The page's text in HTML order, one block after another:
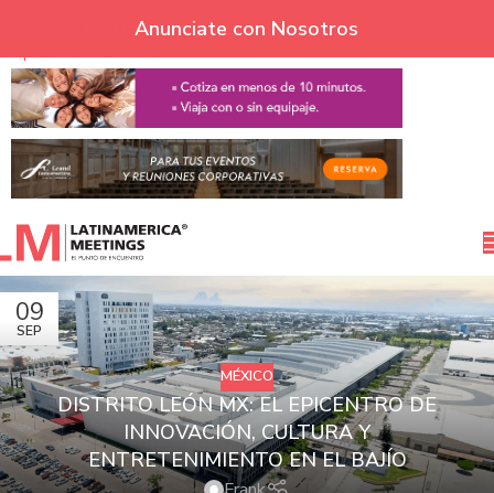
Skip to navigation
Skip to main content
Anunciate con Nosotros
09
SEP
MÉXICO
DISTRITO LEÓN MX: EL EPICENTRO DE
INNOVACIÓN, CULTURA Y
ENTRETENIMIENTO EN EL BAJÍO